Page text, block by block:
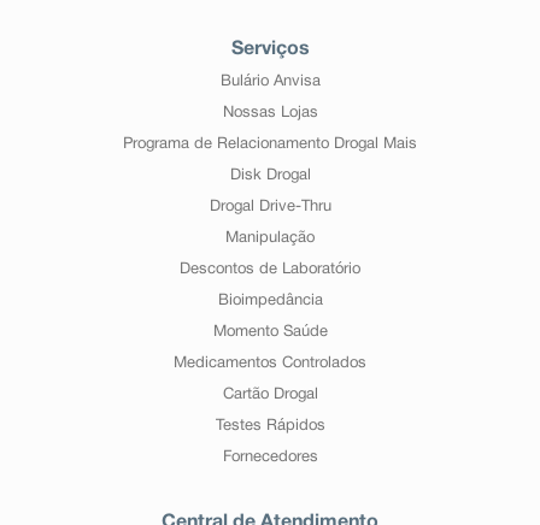
Serviços
Bulário Anvisa
Nossas Lojas
Programa de Relacionamento Drogal Mais
Disk Drogal
Drogal Drive-Thru
Manipulação
Descontos de Laboratório
Bioimpedância
Momento Saúde
Medicamentos Controlados
Cartão Drogal
Testes Rápidos
Fornecedores